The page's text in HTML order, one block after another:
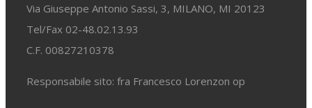
Via Giuseppe Antonio Sassi, 3, MILANO, MI 20123
Tel/Fax 02-48.02.13.93
C.F. 00827210378
Responsabile sito: fra Francesco Lorenzon op